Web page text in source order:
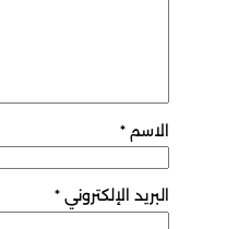
الاسم *
البريد الإلكتروني *